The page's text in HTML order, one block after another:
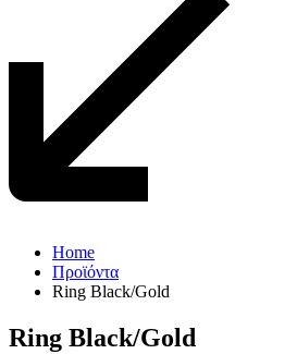
Home
Προϊόντα
Ring Black/Gold
Ring Black/Gold